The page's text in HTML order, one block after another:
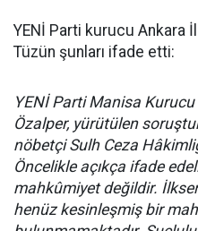
YENİ Parti kurucu Ankara İl
Tüzün şunları ifade etti:
YENİ Parti Manisa Kurucu
Özalper, yürütülen
nöbetçi Sulh Ceza
Öncelikle açıkça ifade
mahkûmiyet değildir.
henüz kesinleşmiş bir